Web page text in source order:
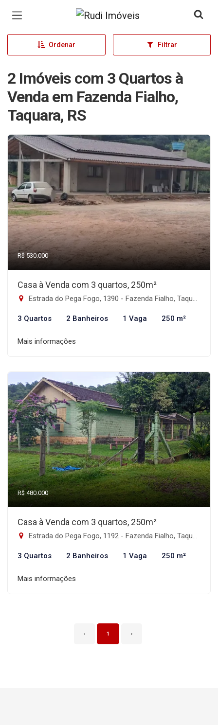
Página inicial
Ordenar Filtrar
2 Imóveis com 3 Quartos à
Venda em Fazenda Fialho,
Taquara, RS
R$ 530.000
Casa à Venda com 3 quartos, 250m²
Estrada do Pega Fogo, 1390 - Fazenda Fialho, Taquara-RS
3 Quartos 2 Banheiros 1 Vaga 250 m²
Mais informações
R$ 480.000
Casa à Venda com 3 quartos, 250m²
Estrada do Pega Fogo, 1192 - Fazenda Fialho, Taquara-RS
3 Quartos 2 Banheiros 1 Vaga 250 m²
Mais informações
‹ 1 ›